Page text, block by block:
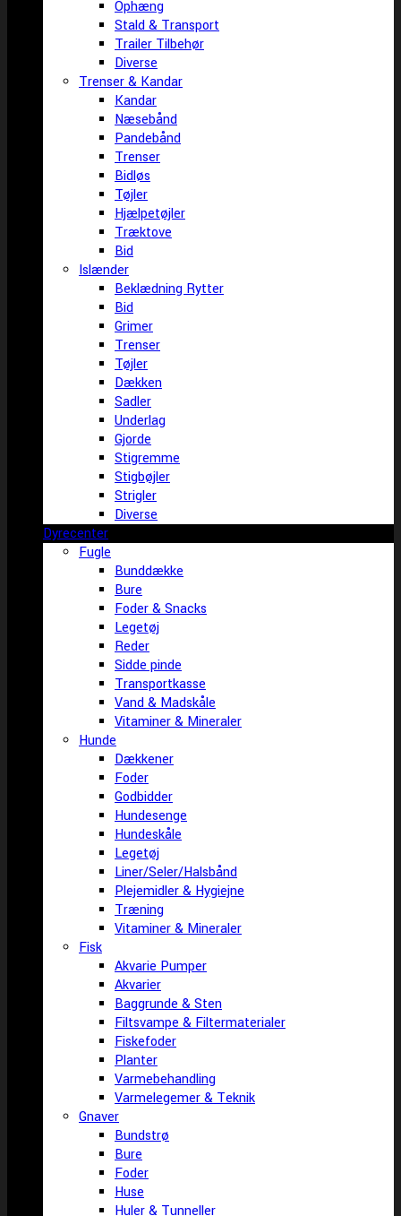
Ophæng
Stald & Transport
Trailer Tilbehør
Diverse
Trenser & Kandar
Kandar
Næsebånd
Pandebånd
Trenser
Bidløs
Tøjler
Hjælpetøjler
Træktove
Bid
Islænder
Beklædning Rytter
Bid
Grimer
Trenser
Tøjler
Dækken
Sadler
Underlag
Gjorde
Stigremme
Stigbøjler
Strigler
Diverse
Dyrecenter
Fugle
Bunddække
Bure
Foder & Snacks
Legetøj
Reder
Sidde pinde
Transportkasse
Vand & Madskåle
Vitaminer & Mineraler
Hunde
Dækkener
Foder
Godbidder
Hundesenge
Hundeskåle
Legetøj
Liner/Seler/Halsbånd
Plejemidler & Hygiejne
Træning
Vitaminer & Mineraler
Fisk
Akvarie Pumper
Akvarier
Baggrunde & Sten
Filtsvampe & Filtermaterialer
Fiskefoder
Planter
Varmebehandling
Varmelegemer & Teknik
Gnaver
Bundstrø
Bure
Foder
Huse
Huler & Tunneller